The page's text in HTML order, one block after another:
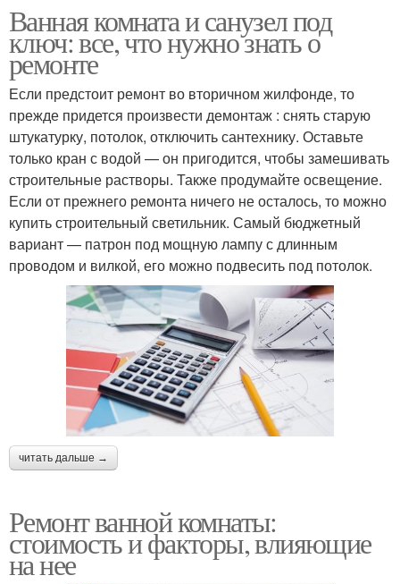
Ванная комната и санузел под
ключ: все, что нужно знать о
ремонте
Если предстоит ремонт во вторичном жилфонде, то
прежде придется произвести демонтаж : снять старую
штукатурку, потолок, отключить сантехнику. Оставьте
только кран с водой — он пригодится, чтобы замешивать
строительные растворы. Также продумайте освещение.
Если от прежнего ремонта ничего не осталось, то можно
купить строительный светильник. Самый бюджетный
вариант — патрон под мощную лампу с длинным
проводом и вилкой, его можно подвесить под потолок.
читать дальше →
Ремонт ванной комнаты:
стоимость и факторы, влияющие
на нее